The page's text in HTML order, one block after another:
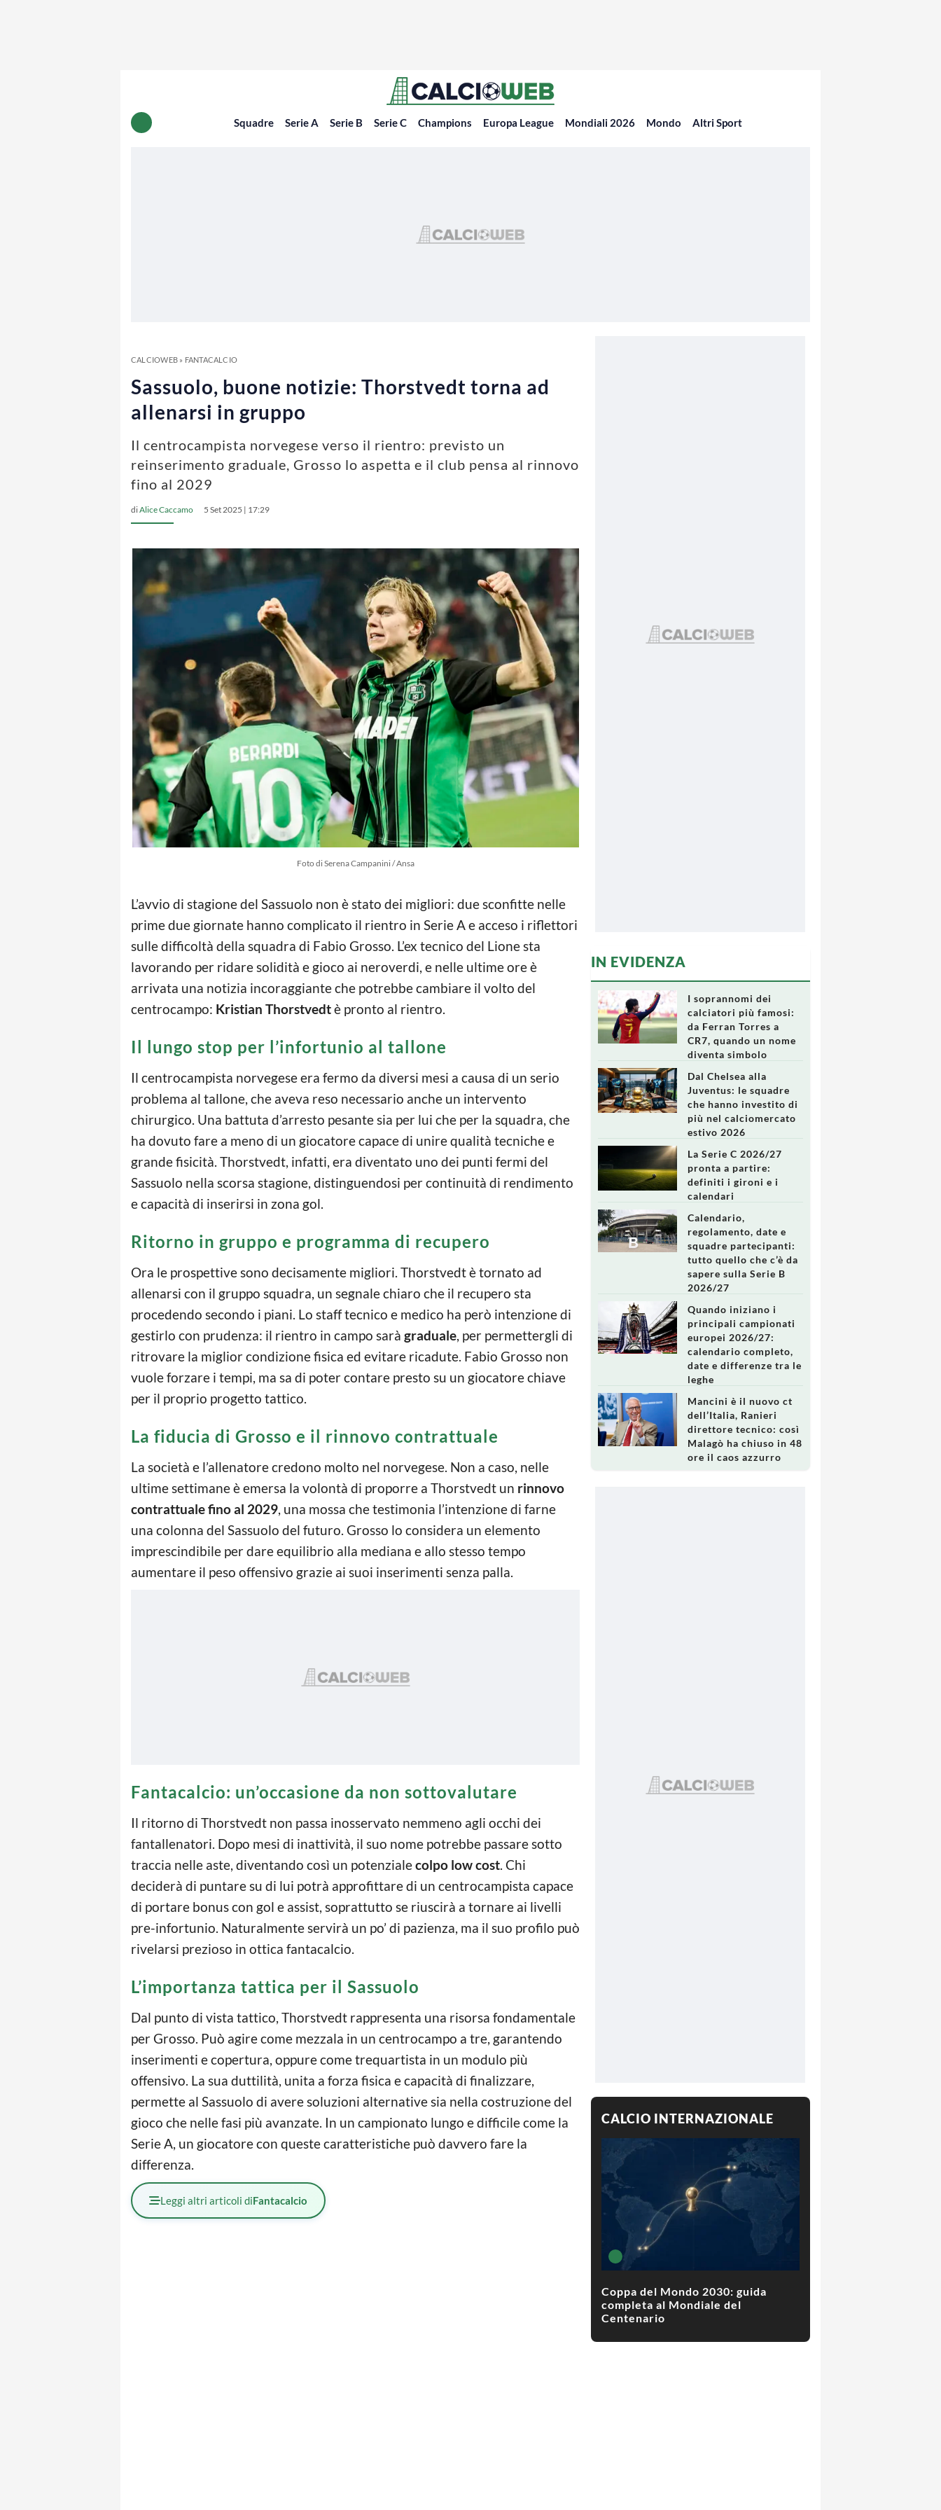
Squadre Serie A Serie B Serie C Champions Europa League Mondiali 2026 Mondo Altri Sport
CALCIOWEB» FANTACALCIO
Sassuolo, buone notizie: Thorstvedt torna ad
allenarsi in gruppo
Il centrocampista norvegese verso il rientro: previsto un
reinserimento graduale, Grosso lo aspetta e il club pensa al rinnovo
fino al 2029
diAlice Caccamo 5 Set 2025 | 17:29
Foto di Serena Campanini / Ansa
L’avvio di stagione del Sassuolo non è stato dei migliori: due sconfitte nelle
prime due giornate hanno complicato il rientro in Serie A e acceso i riflettori
sulle difficoltà della squadra di Fabio Grosso. L’ex tecnico del Lione sta
lavorando per ridare solidità e gioco ai neroverdi, e nelle ultime ore è
arrivata una notizia incoraggiante che potrebbe cambiare il volto del
centrocampo: Kristian Thorstvedtè pronto al rientro.
Il lungo stop per l’infortunio al tallone
Il centrocampista norvegese era fermo da diversi mesi a causa di un serio
problema al tallone, che aveva reso necessario anche un intervento
chirurgico. Una battuta d’arresto pesante sia per lui che per la squadra, che
ha dovuto fare a meno di un giocatore capace di unire qualità tecniche e
grande fisicità. Thorstvedt, infatti, era diventato uno dei punti fermi del
Sassuolo nella scorsa stagione, distinguendosi per continuità di rendimento
e capacità di inserirsi in zona gol.
Ritorno in gruppo e programma di recupero
Ora le prospettive sono decisamente migliori. Thorstvedt è tornato ad
allenarsi con il gruppo squadra, un segnale chiaro che il recupero sta
procedendo secondo i piani. Lo staff tecnico e medico ha però intenzione di
gestirlo con prudenza: il rientro in campo sarà graduale, per permettergli di
ritrovare la miglior condizione fisica ed evitare ricadute. Fabio Grosso non
vuole forzare i tempi, ma sa di poter contare presto su un giocatore chiave
per il proprio progetto tattico.
La fiducia di Grosso e il rinnovo contrattuale
La società e l’allenatore credono molto nel norvegese. Non a caso, nelle
ultime settimane è emersa la volontà di proporre a Thorstvedt un rinnovo
contrattuale fino al 2029, una mossa che testimonia l’intenzione di farne
una colonna del Sassuolo del futuro. Grosso lo considera un elemento
imprescindibile per dare equilibrio alla mediana e allo stesso tempo
aumentare il peso offensivo grazie ai suoi inserimenti senza palla.
Fantacalcio: un’occasione da non sottovalutare
Il ritorno di Thorstvedt non passa inosservato nemmeno agli occhi dei
fantallenatori. Dopo mesi di inattività, il suo nome potrebbe passare sotto
traccia nelle aste, diventando così un potenzialecolpo low cost. Chi
deciderà di puntare su di lui potrà approfittare di un centrocampista capace
di portare bonus con gol e assist, soprattutto se riuscirà a tornare ai livelli
pre-infortunio. Naturalmente servirà un po’ di pazienza, ma il suo profilo può
rivelarsi prezioso in ottica fantacalcio.
L’importanza tattica per il Sassuolo
Dal punto di vista tattico, Thorstvedt rappresenta una risorsa fondamentale
per Grosso. Può agire come mezzala in un centrocampo a tre, garantendo
inserimenti e copertura, oppure come trequartista in un modulo più
offensivo. La sua duttilità, unita a forza fisica e capacità di finalizzare,
permette al Sassuolo di avere soluzioni alternative sia nella costruzione del
gioco che nelle fasi più avanzate. In un campionato lungo e difficile come la
Serie A, un giocatore con queste caratteristiche può davvero fare la
differenza.
Leggi altri articoli diFantacalcio
IN EVIDENZA
I soprannomi dei
calciatori più famosi:
da Ferran Torres a
CR7, quando un nome
diventa simbolo
Dal Chelsea alla
Juventus: le squadre
che hanno investito di
più nel calciomercato
estivo 2026
La Serie C 2026/27
pronta a partire:
definiti i gironi e i
calendari
Calendario,
regolamento, date e
squadre partecipanti:
tutto quello che c’è da
sapere sulla Serie B
2026/27
Quando iniziano i
principali campionati
europei 2026/27:
calendario completo,
date e differenze tra le
leghe
Mancini è il nuovo ct
dell’Italia, Ranieri
direttore tecnico: così
Malagò ha chiuso in 48
ore il caos azzurro
CALCIO INTERNAZIONALE
Coppa del Mondo 2030: guida
completa al Mondiale del
Centenario